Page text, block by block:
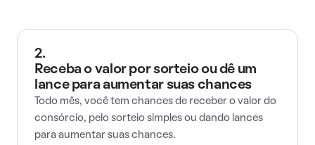
2.
Receba o valor por sorteio ou dê um
lance para aumentar suas chances
Todo mês, você tem chances de receber o valor do
consórcio, pelo sorteio simples ou dando lances
para aumentar suas chances.